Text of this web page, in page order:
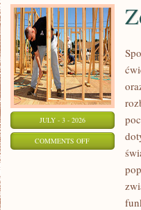
JULY - 3 - 2026
COMMENTS OFFON
REGENERACJA